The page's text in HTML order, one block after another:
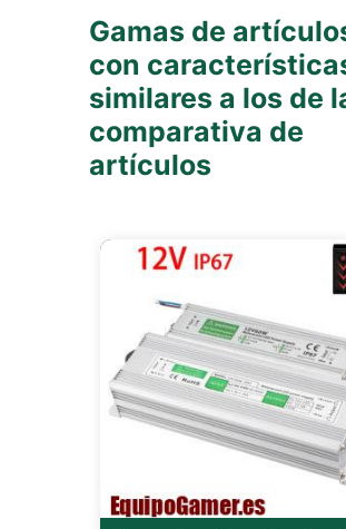
Gamas de
con
similares a los de
comparativa de
artículos